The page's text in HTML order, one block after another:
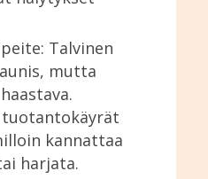
Talvinen
mutta
tuotantokäyrät
kannattaa
harjata.